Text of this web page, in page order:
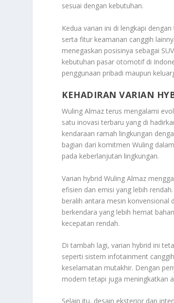
sesuai dengan kebutuhan.
Kedua varian ini di lengkapi
serta fitur keamanan canggih
menegaskan posisinya sebagai
kebutuhan pasar otomotif di
penggunaan pribadi maupun
KEHADIRAN VARIAN
Wuling Almaz terus mengalami
satu inovasi terbaru yang di
kendaraan ramah lingkungan
bagian dari komitmen Wuling
pada keberlanjutan lingkungan.
Varian hybrid Wuling Almaz
efisien dan emisi yang lebih
beralih antara mesin konvensional
berkendara yang lebih hemat
kecepatan rendah.
Di tambah lagi, varian hybrid ini
seperti sistem infotainment
keselamatan mutakhir. Dengan
modern tetapi juga meningkatkan
Selain itu, desain eksterior dan